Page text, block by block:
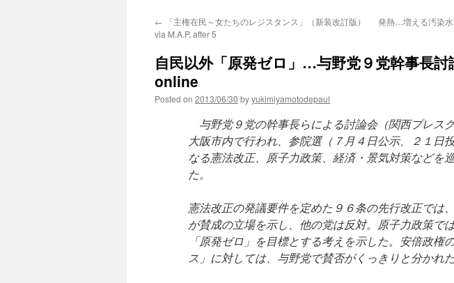
← 「主権在民～女たちのレジスタンス」（新装改訂版）
via M.A.P. after 5
発熱…増える汚染
自民以外「原発ゼロ」…与野党９党幹事長
online
Posted on 2013/06/30 byyukimiyamotodepaul
与野党９党の幹事長らによる討論会（関西プレス
大阪市内で行われ、参院選（７月４日公示、２１日
なる憲法改正、原子力政策、経済・景気対策などを
た。
憲法改正の発議要件を定めた９６条の先行改正では
が賛成の立場を示し、他の党は反対。原子力政策で
「原発ゼロ」を目標とする考えを示した。安倍政権
ス」に対しては、与野党で賛否がくっきりと分かれた